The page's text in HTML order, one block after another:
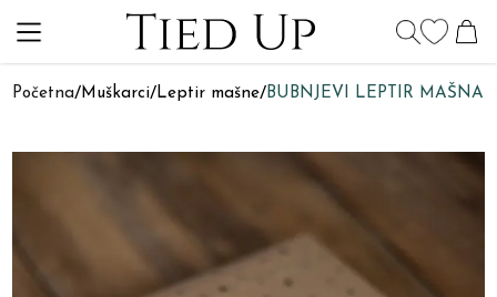
Početna/Muškarci/Leptir mašne/BUBNJEVI LEPTIR MAŠNA